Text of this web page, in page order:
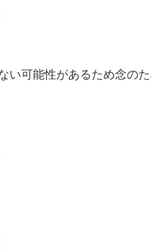
い可能性があるため念の